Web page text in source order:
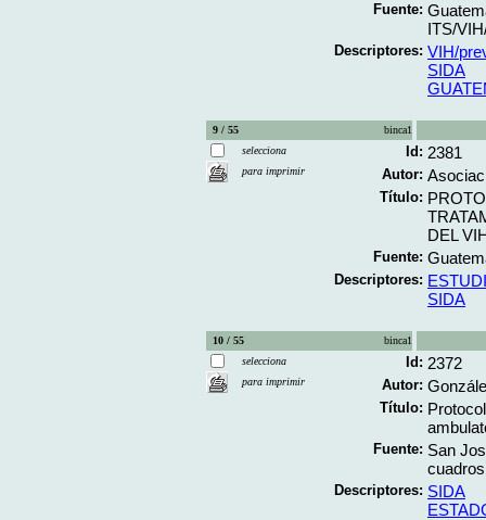
Fuente:
ITS/
Descriptores: VIH/
SIDA
9 / 55
binca1
selecciona
para imprimir
Id: 2381
Autor:
Título:
DEL
Fuente:
Descriptores:
SIDA
10 / 55
binca1
selecciona
para imprimir
Id: 2372
Autor:
Título:
Fuente: San
Descriptores: SIDA